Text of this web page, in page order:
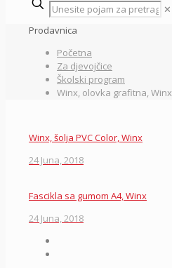
✕
Prodavnica
Početna
Za djevojčice
Školski program
Winx, olovka grafitna, Winx
Winx, šolja PVC Color, Winx
24 Juna, 2018
Fascikla sa gumom A4, Winx
24 Juna, 2018